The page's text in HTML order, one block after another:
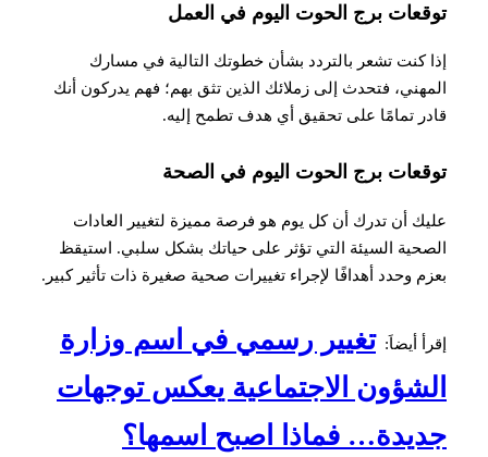
توقعات برج الحوت اليوم في العمل
إذا كنت تشعر بالتردد بشأن خطوتك التالية في مسارك
المهني، فتحدث إلى زملائك الذين تثق بهم؛ فهم يدركون أنك
قادر تمامًا على تحقيق أي هدف تطمح إليه.
توقعات برج الحوت اليوم في الصحة
عليك أن تدرك أن كل يوم هو فرصة مميزة لتغيير العادات
الصحية السيئة التي تؤثر على حياتك بشكل سلبي. استيقظ
بعزم وحدد أهدافًا لإجراء تغييرات صحية صغيرة ذات تأثير كبير .
إقرأ أيضاَ: تغيير رسمي في اسم وزارة
الشؤون الاجتماعية يعكس توجهات
جديدة… فماذا اصبح اسمها؟